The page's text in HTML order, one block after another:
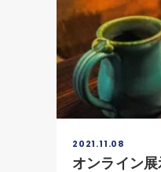
2021.11.08
オンライン